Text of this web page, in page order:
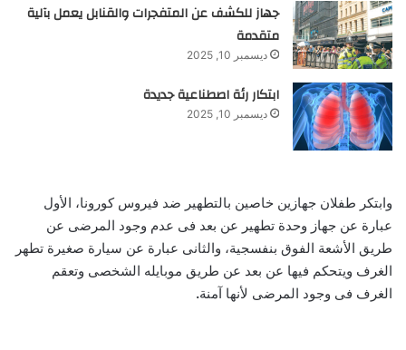
جهاز للكشف عن المتفجرات والقنابل يعمل بآلية
متقدمة
ديسمبر 10, 2025
ابتكار رئة اصطناعية جديدة
ديسمبر 10, 2025
وابتكر طفلان جهازين خاصين بالتطهير ضد فيروس كورونا، الأول
عبارة عن جهاز وحدة تطهير عن بعد فى عدم وجود المرضى عن
طريق الأشعة الفوق بنفسجية، والثانى عبارة عن سيارة صغيرة تطهر
الغرف ويتحكم فيها عن بعد عن طريق موبايله الشخصى وتعقم
الغرف فى وجود المرضى لأنها آمنة.